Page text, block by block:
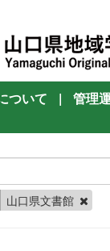
ついて |
管理
山口県文書館